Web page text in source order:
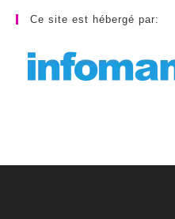
Ce site est hébergé par: